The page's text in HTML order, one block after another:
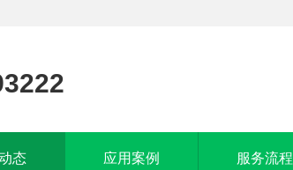
态 应用案例 服务流程